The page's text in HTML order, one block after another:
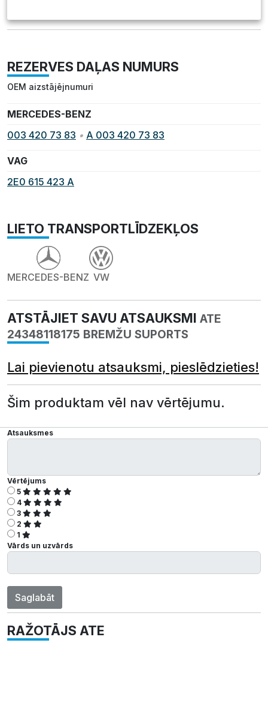
REZERVES DAĻAS NUMURS
OEM aizstājējnumuri
MERCEDES-BENZ
003 420 73 83 • A 003 420 73 83
VAG
2E0 615 423 A
LIETO TRANSPORTLĪDZEKĻOS
MERCEDES-BENZ VW
ATSTĀJIET SAVU ATSAUKSMI ATE
24348118175 BREMŽU SUPORTS
Lai pievienotu atsauksmi, pieslēdzieties!
Šim produktam vēl nav vērtējumu.
Atsauksmes
Vērtējums
5
4
3
2
1
Vārds un uzvārds
Saglabāt
RAŽOTĀJS ATE